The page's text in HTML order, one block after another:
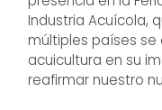
Industria Acuícola,
múltiples países
acuicultura en su
reafirmar nuestro